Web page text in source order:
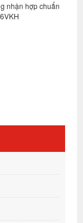
nhận hợp chuẩn